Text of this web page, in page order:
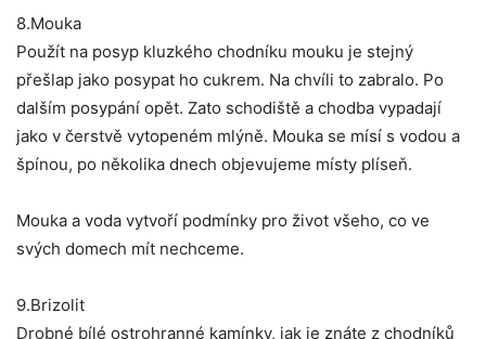
8.Mouka
Použít na posyp kluzkého chodníku mouku je stejný
přešlap jako posypat ho cukrem. Na chvíli to zabralo. Po
dalším posypání opět. Zato schodiště a chodba vypadají
jako v čerstvě vytopeném mlýně. Mouka se mísí s vodou a
špínou, po několika dnech objevujeme místy plíseň.
Mouka a voda vytvoří podmínky pro život všeho, co ve
svých domech mít nechceme.
9.Brizolit
Drobné bílé ostrohranné kamínky, jak je znáte z chodníků